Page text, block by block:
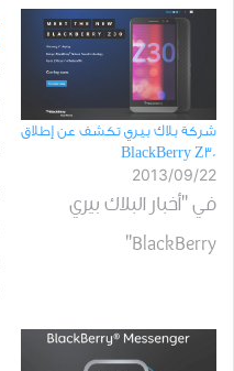
شركة بلاك بيري تكشف عن إطلاق
BlackBerry Z30
2013/09/22
في "أخبار البلاك بيري
BlackBerry"